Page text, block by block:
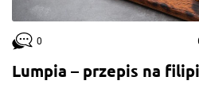
Lumpia – przepis na
0